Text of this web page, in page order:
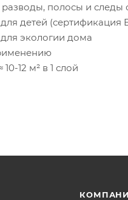
полосы и следы
детей (сертификация
экологии дома
10-12 м² в 1 слой